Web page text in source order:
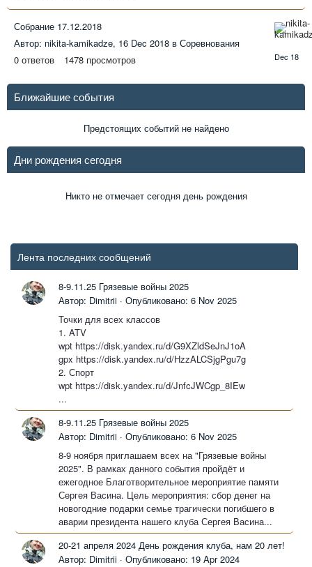
Собрание 17.12.2018
Автор: nikita-kamikadze, 16 Dec 2018 в Соревнования
0 ответов 1478 просмотров
16
Dec
Ближайшие события
Предстоящих событий не найдено
Дни рождения сегодня
Никто не отмечает сегодня день рождения
Лента последних сообщений
8-9.11.25 Грязевые войны 2025
Автор: Dimitrii · Опубликовано: 6 Nov 2025
Точки для всех классов
1. ATV
wpt https://disk.yandex.ru/d/G9XZldSeJnJ1oA
gpx https://disk.yandex.ru/d/HzzALCSjgPgu7g
2. Спорт
wpt https://disk.yandex.ru/d/JnfcJWCgp_8IEw
...
8-9.11.25 Грязевые войны 2025
Автор: Dimitrii · Опубликовано: 6 Nov 2025
8-9 ноября приглашаем всех на "Грязевые войны
2025". В рамках данного события пройдёт и
ежегодное Благотворительное мероприятие памяти
Сергея Васина. Цель мероприятия: сбор денег на
новогодние подарки семье трагически погибшего в
аварии президента нашего клуба Сергея Васина...
20-21 апреля 2024 День рождения клуба, нам 20 лет!
Автор: Dimitrii · Опубликовано: 19 Apr 2024